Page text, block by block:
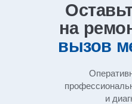
на
вызов
и